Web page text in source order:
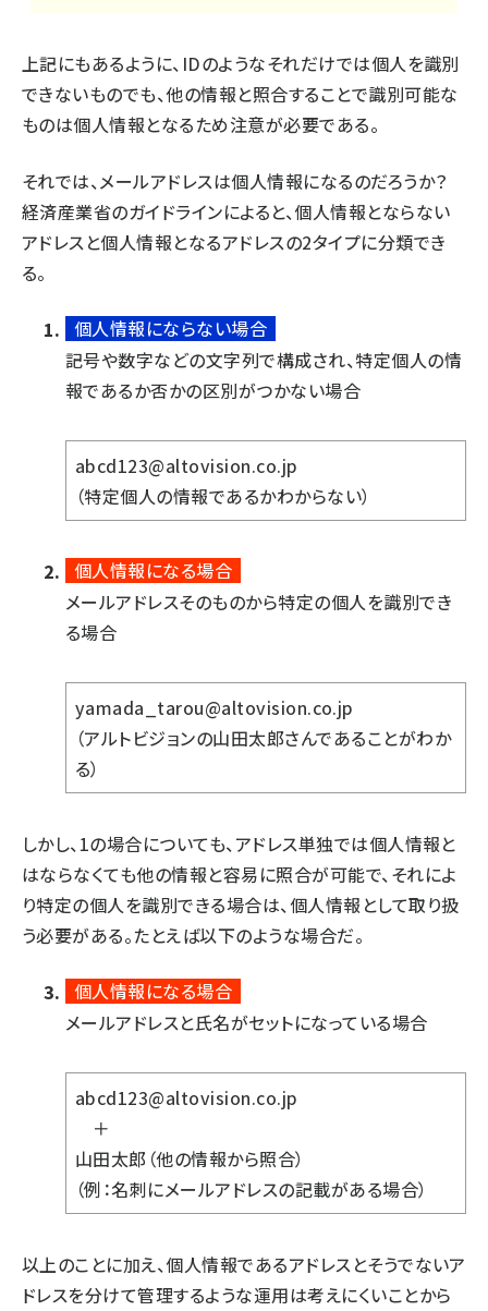
上記にもあるように、IDのようなそれだけでは個人を識別
できないものでも、他の情報と照合することで識別可能な
ものは個人情報となるため注意が必要である。
それでは、メールアドレスは個人情報になるのだろうか？
経済産業省のガイドラインによると、個人情報とならない
アドレスと個人情報となるアドレスの2タイプに分類でき
る。
個人情報にならない場合
記号や数字などの文字列で構成され、特定個人の情
報であるか否かの区別がつかない場合
abcd123@altovision.co.jp
（特定個人の情報であるかわからない）
個人情報になる場合
メールアドレスそのものから特定の個人を識別でき
る場合
yamada_tarou@altovision.co.jp
（アルトビジョンの山田太郎さんであることがわか
る）
しかし、1の場合についても、アドレス単独では個人情報と
はならなくても他の情報と容易に照合が可能で、それによ
り特定の個人を識別できる場合は、個人情報として取り扱
う必要がある。たとえば以下のような場合だ。
個人情報になる場合
メールアドレスと氏名がセットになっている場合
abcd123@altovision.co.jp
＋
山田太郎（他の情報から照合）
（例：名刺にメールアドレスの記載がある場合）
以上のことに加え、個人情報であるアドレスとそうでないア
ドレスを分けて管理するような運用は考えにくいことから